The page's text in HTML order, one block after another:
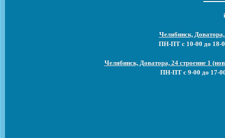
Челябинск,
ПН-ПТ с 10-00 до 18-
Челябинск, Доватора, 24 строение 1
ПН-ПТ с 9-00 до 17-